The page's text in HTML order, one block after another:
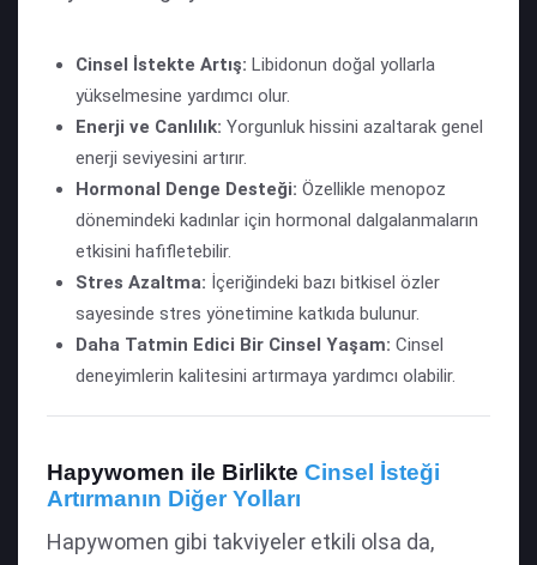
Cinsel İstekte Artış: Libidonun doğal yollarla
yükselmesine yardımcı olur.
Enerji ve Canlılık: Yorgunluk hissini azaltarak genel
enerji seviyesini artırır.
Hormonal Denge Desteği: Özellikle menopoz
dönemindeki kadınlar için hormonal dalgalanmaların
etkisini hafifletebilir.
Stres Azaltma: İçeriğindeki bazı bitkisel özler
sayesinde stres yönetimine katkıda bulunur.
Daha Tatmin Edici Bir Cinsel Yaşam: Cinsel
deneyimlerin kalitesini artırmaya yardımcı olabilir.
Hapywomen ile Birlikte Cinsel İsteği
Artırmanın Diğer Yolları
Hapywomen gibi takviyeler etkili olsa da,